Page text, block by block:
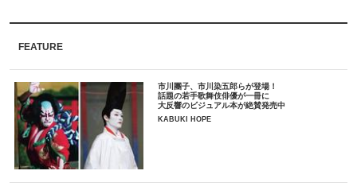
FEATURE
市川團子、市川染五郎らが登場！
話題の若手歌舞伎俳優が一冊に
大反響のビジュアル本が絶賛発売中
KABUKI HOPE